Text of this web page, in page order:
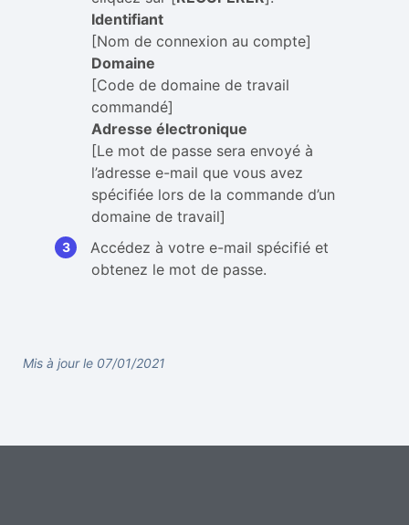
Identifiant
[Nom de connexion au compte]
Domaine
[Code de domaine de travail
commandé]
Adresse électronique
[Le mot de passe sera envoyé à
l’adresse e-mail que vous avez
spécifiée lors de la commande d’un
domaine de travail]
Accédez à votre e-mail spécifié et
obtenez le mot de passe.
Mis à jour le 07/01/2021